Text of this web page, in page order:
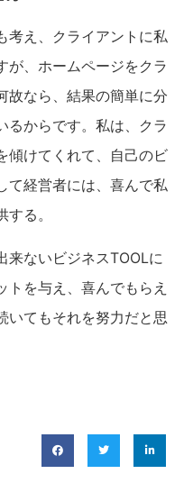
考え、クライアントに私
が、ホームページをクラ
故なら、結果の簡単に分
るからです。私は、クラ
傾けてくれて、自己のビ
て経営者には、喜んで私
る。
来ないビジネスTOOLに
トを与え、喜んでもらえ
いてもそれを努力だと思